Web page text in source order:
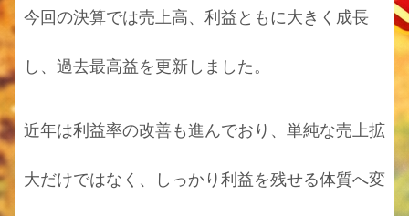
今回の決算では売上高、利益ともに大きく成長
し、過去最高益を更新しました。
近年は利益率の改善も進んでおり、単純な売上拡
大だけではなく、しっかり利益を残せる体質へ変